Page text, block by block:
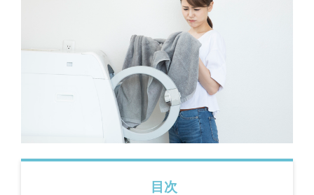
目次